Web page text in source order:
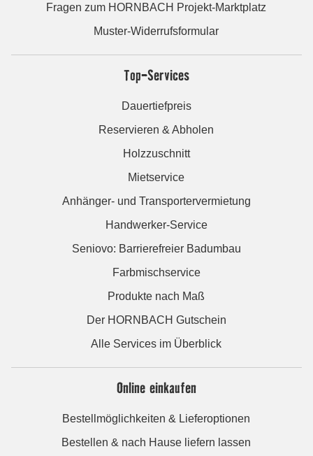
Fragen zum HORNBACH Projekt-Marktplatz
Muster-Widerrufsformular
Top-Services
Dauertiefpreis
Reservieren & Abholen
Holzzuschnitt
Mietservice
Anhänger- und Transportervermietung
Handwerker-Service
Seniovo: Barrierefreier Badumbau
Farbmischservice
Produkte nach Maß
Der HORNBACH Gutschein
Alle Services im Überblick
Online einkaufen
Bestellmöglichkeiten & Lieferoptionen
Bestellen & nach Hause liefern lassen